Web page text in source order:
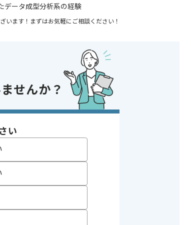
データ成型分析系の経験
います！まずはお気軽にご相談ください！
せんか？
い